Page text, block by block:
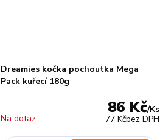
Dreamies kočka pochoutka Mega
Pack kuřecí 180g
86 Kč/Ks
77 Kčbez DPH
Na dotaz